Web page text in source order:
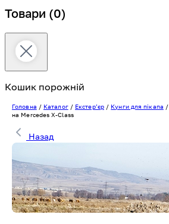
Товари (0)
Кошик порожній
Головна / Каталог/ Екстерʼєр/ Кунги для пікапа /
на Mercedes X-Class
Назад